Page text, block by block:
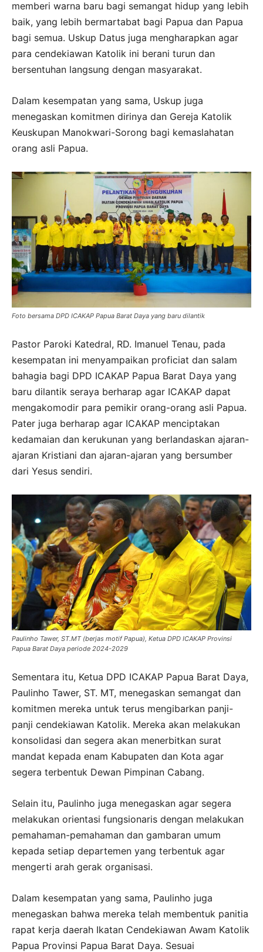
memberi warna baru bagi semangat hidup yang lebih
baik, yang lebih bermartabat bagi Papua dan Papua
bagi semua. Uskup Datus juga mengharapkan agar
para cendekiawan Katolik ini berani turun dan
bersentuhan langsung dengan masyarakat.
Dalam kesempatan yang sama, Uskup juga
menegaskan komitmen dirinya dan Gereja Katolik
Keuskupan Manokwari-Sorong bagi kemaslahatan
orang asli Papua.
Foto bersama DPD ICAKAP Papua Barat Daya yang baru dilantik
Pastor Paroki Katedral, RD. Imanuel Tenau, pada
kesempatan ini menyampaikan proficiat dan salam
bahagia bagi DPD ICAKAP Papua Barat Daya yang
baru dilantik seraya berharap agar ICAKAP dapat
mengakomodir para pemikir orang-orang asli Papua.
Pater juga berharap agar ICAKAP menciptakan
kedamaian dan kerukunan yang berlandaskan ajaran-
ajaran Kristiani dan ajaran-ajaran yang bersumber
dari Yesus sendiri.
Paulinho Tawer, ST.MT (berjas motif Papua), Ketua DPD ICAKAP Provinsi
Papua Barat Daya periode 2024-2029
Sementara itu, Ketua DPD ICAKAP Papua Barat Daya,
Paulinho Tawer, ST. MT, menegaskan semangat dan
komitmen mereka untuk terus mengibarkan panji-
panji cendekiawan Katolik. Mereka akan melakukan
konsolidasi dan segera akan menerbitkan surat
mandat kepada enam Kabupaten dan Kota agar
segera terbentuk Dewan Pimpinan Cabang.
Selain itu, Paulinho juga menegaskan agar segera
melakukan orientasi fungsionaris dengan melakukan
pemahaman-pemahaman dan gambaran umum
kepada setiap departemen yang terbentuk agar
mengerti arah gerak organisasi.
Dalam kesempatan yang sama, Paulinho juga
menegaskan bahwa mereka telah membentuk panitia
rapat kerja daerah Ikatan Cendekiawan Awam Katolik
Papua Provinsi Papua Barat Daya. Sesuai